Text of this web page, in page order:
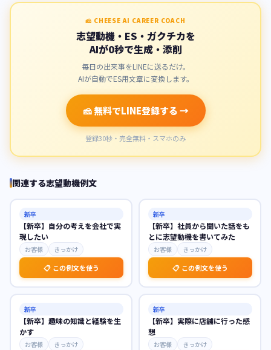
🧀 CHEESE AI CAREER COACH
志望動機・ES・ガクチカを
AIが0秒で生成・添削
毎日の出来事をLINEに送るだけ。
AIが自動でES用文章に変換します。
🧀 無料でLINE登録する →
登録30秒・完全無料・スマホのみ
関連する志望動機例文
新卒
【新卒】自分の考えを会社で実
現したい
お客様 きっかけ
📋 この例文を使う
新卒
【新卒】社員から聞いた話をも
とに志望動機を書いてみた
お客様 きっかけ
📋 この例文を使う
新卒
【新卒】趣味の知識と経験を生
かす
お客様 きっかけ
新卒
【新卒】実際に店舗に行った感
想
お客様 きっかけ